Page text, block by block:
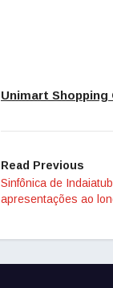
Unimart Shopping
Read Previous
Sinfônica de
apresentações ao